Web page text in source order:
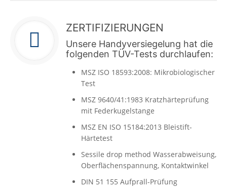
ZERTIFIZIERUNGEN
Unsere Handyversiegelung hat die
folgenden TÜV-Tests durchlaufen:
MSZ ISO 18593:2008: Mikrobiologischer
Test
MSZ 9640/41:1983 Kratzhärteprüfung
mit Federkugelstange
MSZ EN ISO 15184:2013 Bleistift-
Härtetest
Sessile drop method Wasserabweisung,
Oberflächenspannung, Kontaktwinkel
DIN 51 155 Aufprall-Prüfung